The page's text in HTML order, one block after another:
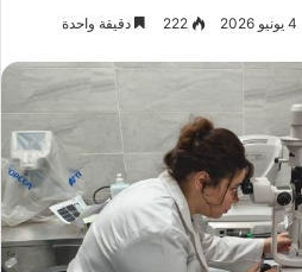
4 يونيو 2026 222 دقيقة واحدة